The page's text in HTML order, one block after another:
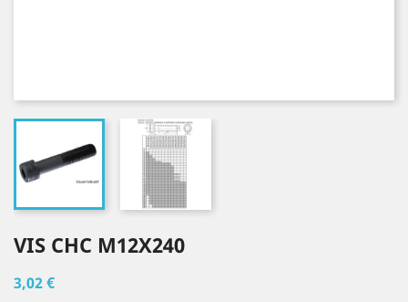
VIS CHC M12X240
3,02 €